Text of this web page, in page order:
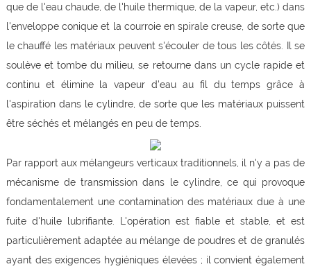
que de l'eau chaude, de l'huile thermique, de la vapeur, etc.) dans
l'enveloppe conique et la courroie en spirale creuse, de sorte que
le chauffé les matériaux peuvent s'écouler de tous les côtés. Il se
soulève et tombe du milieu, se retourne dans un cycle rapide et
continu et élimine la vapeur d'eau au fil du temps grâce à
l'aspiration dans le cylindre, de sorte que les matériaux puissent
être séchés et mélangés en peu de temps.
Par rapport aux mélangeurs verticaux traditionnels, il n'y a pas de
mécanisme de transmission dans le cylindre, ce qui provoque
fondamentalement une contamination des matériaux due à une
fuite d'huile lubrifiante. L'opération est fiable et stable, et est
particulièrement adaptée au mélange de poudres et de granulés
ayant des exigences hygiéniques élevées ; il convient également